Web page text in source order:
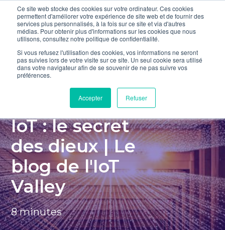
Ce site web stocke des cookies sur votre ordinateur. Ces cookies
permettent d'améliorer votre expérience de site web et de fournir des
services plus personnalisés, à la fois sur ce site et via d'autres
médias. Pour obtenir plus d'informations sur les cookies que nous
utilisons, consultez notre politique de confidentialité.
Si vous refusez l'utilisation des cookies, vos informations ne seront
pas suivies lors de votre visite sur ce site. Un seul cookie sera utilisé
dans votre navigateur afin de se souvenir de ne pas suivre vos
préférences.
Accepter Refuser
Accueil
du Blog
Technologie
IoT : le secret
des dieux | Le
blog de l'IoT
Valley
8 minutes